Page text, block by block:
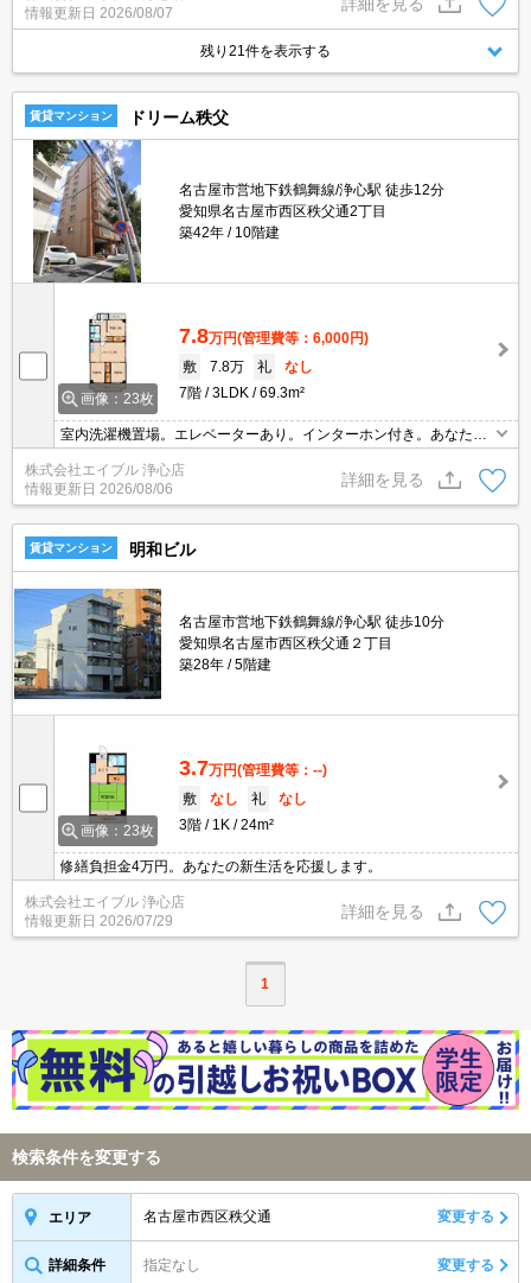
情報更新日 2026/08/07
残り21件を表示する
賃貸マンション ドリーム秩父
名古屋市営地下鉄鶴舞線/浄心駅 徒歩12分
愛知県名古屋市西区秩父通2丁目
築42年
10階建
画像：23枚
7.8万円(管理費等：6,000円)
敷
7.8万 礼
なし
7階
3LDK 69.3m²
室内洗濯機置場。エレベーターあり。インターホン付き。あなたの
株式会社エイブル 浄心店
情報更新日 2026/08/06
詳細を見る
賃貸マンション 明和ビル
名古屋市営地下鉄鶴舞線/浄心駅 徒歩10分
愛知県名古屋市西区秩父通２丁目
築28年
5階建
画像：23枚
3.7万円(管理費等：--)
敷
なし 礼
なし
3階
1K 24m²
修繕負担金4万円。あなたの新生活を応援します。
株式会社エイブル 浄心店
情報更新日 2026/07/29
詳細を見る
1
検索条件を変更する
エリア 名古屋市西区秩父通 変更する
詳細条件 指定なし 変更する